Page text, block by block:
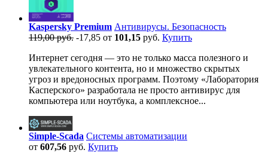
Kaspersky Premium Антивирусы. Безопасность
119,00 руб. -17,85 от 101,15 руб. Купить
Интернет сегодня — это не только масса полезного и
увлекательного контента, но и множество скрытых
угроз и вредоносных программ. Поэтому «Лаборатория
Касперского» разработала не просто антивирус для
компьютера или ноутбука, а комплексное...
Simple-Scada Системы автоматизации
от 607,56 руб. Купить